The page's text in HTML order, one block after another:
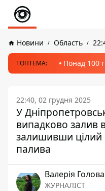
Новини Область
ТОПТЕМА: Понад 100
22:40, 02 грудня 2025
У
випадково залив
залишивши цілий
палива
Валерія
ЖУРНАЛІСТ